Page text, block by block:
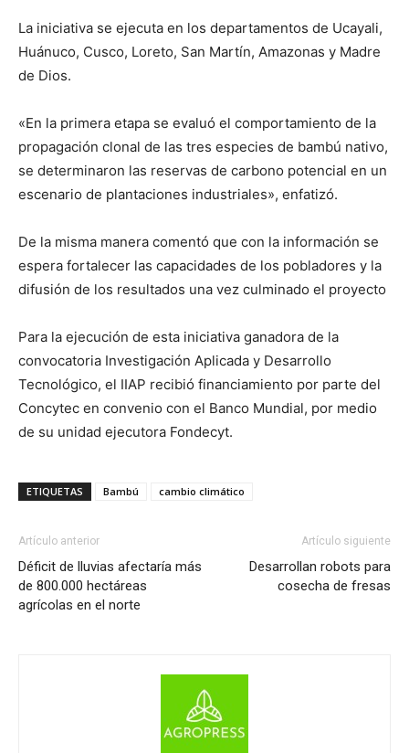
La iniciativa se ejecuta en los departamentos de Ucayali,
Huánuco, Cusco, Loreto, San Martín, Amazonas y Madre
de Dios.
«En la primera etapa se evaluó el comportamiento de la
propagación clonal de las tres especies de bambú nativo,
se determinaron las reservas de carbono potencial en un
escenario de plantaciones industriales», enfatizó.
De la misma manera comentó que con la información se
espera fortalecer las capacidades de los pobladores y la
difusión de los resultados una vez culminado el proyecto
Para la ejecución de esta iniciativa ganadora de la
convocatoria Investigación Aplicada y Desarrollo
Tecnológico, el IIAP recibió financiamiento por parte del
Concytec en convenio con el Banco Mundial, por medio
de su unidad ejecutora Fondecyt.
ETIQUETAS Bambú cambio climático
Artículo anterior
Déficit de lluvias afectaría más
de 800.000 hectáreas
agrícolas en el norte
Artículo siguiente
Desarrollan robots para
cosecha de fresas